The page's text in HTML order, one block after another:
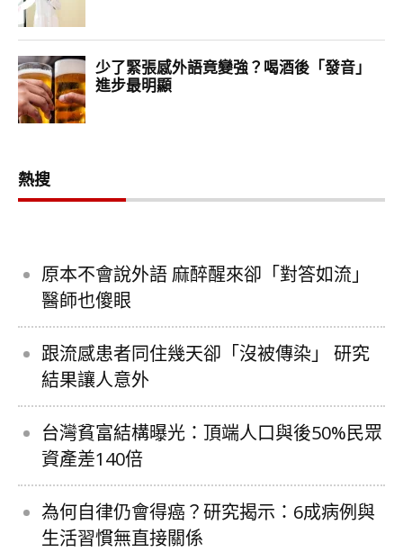
熱搜
原本不會說外語 麻醉醒來卻「對答如流」
醫師也傻眼
跟流感患者同住幾天卻「沒被傳染」 研究
結果讓人意外
台灣貧富結構曝光：頂端人口與後50%民眾
資產差140倍
為何自律仍會得癌？研究揭示：6成病例與
生活習慣無直接關係